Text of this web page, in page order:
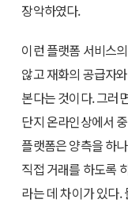
장악하였다.
이런 플랫폼 서비스
않고 재화의 공급자
본다는 것이다. 그러
단지 온라인상에서
플랫폼은 양측을 하
직접 거래를 하도록
라는 데 차이가 있다.